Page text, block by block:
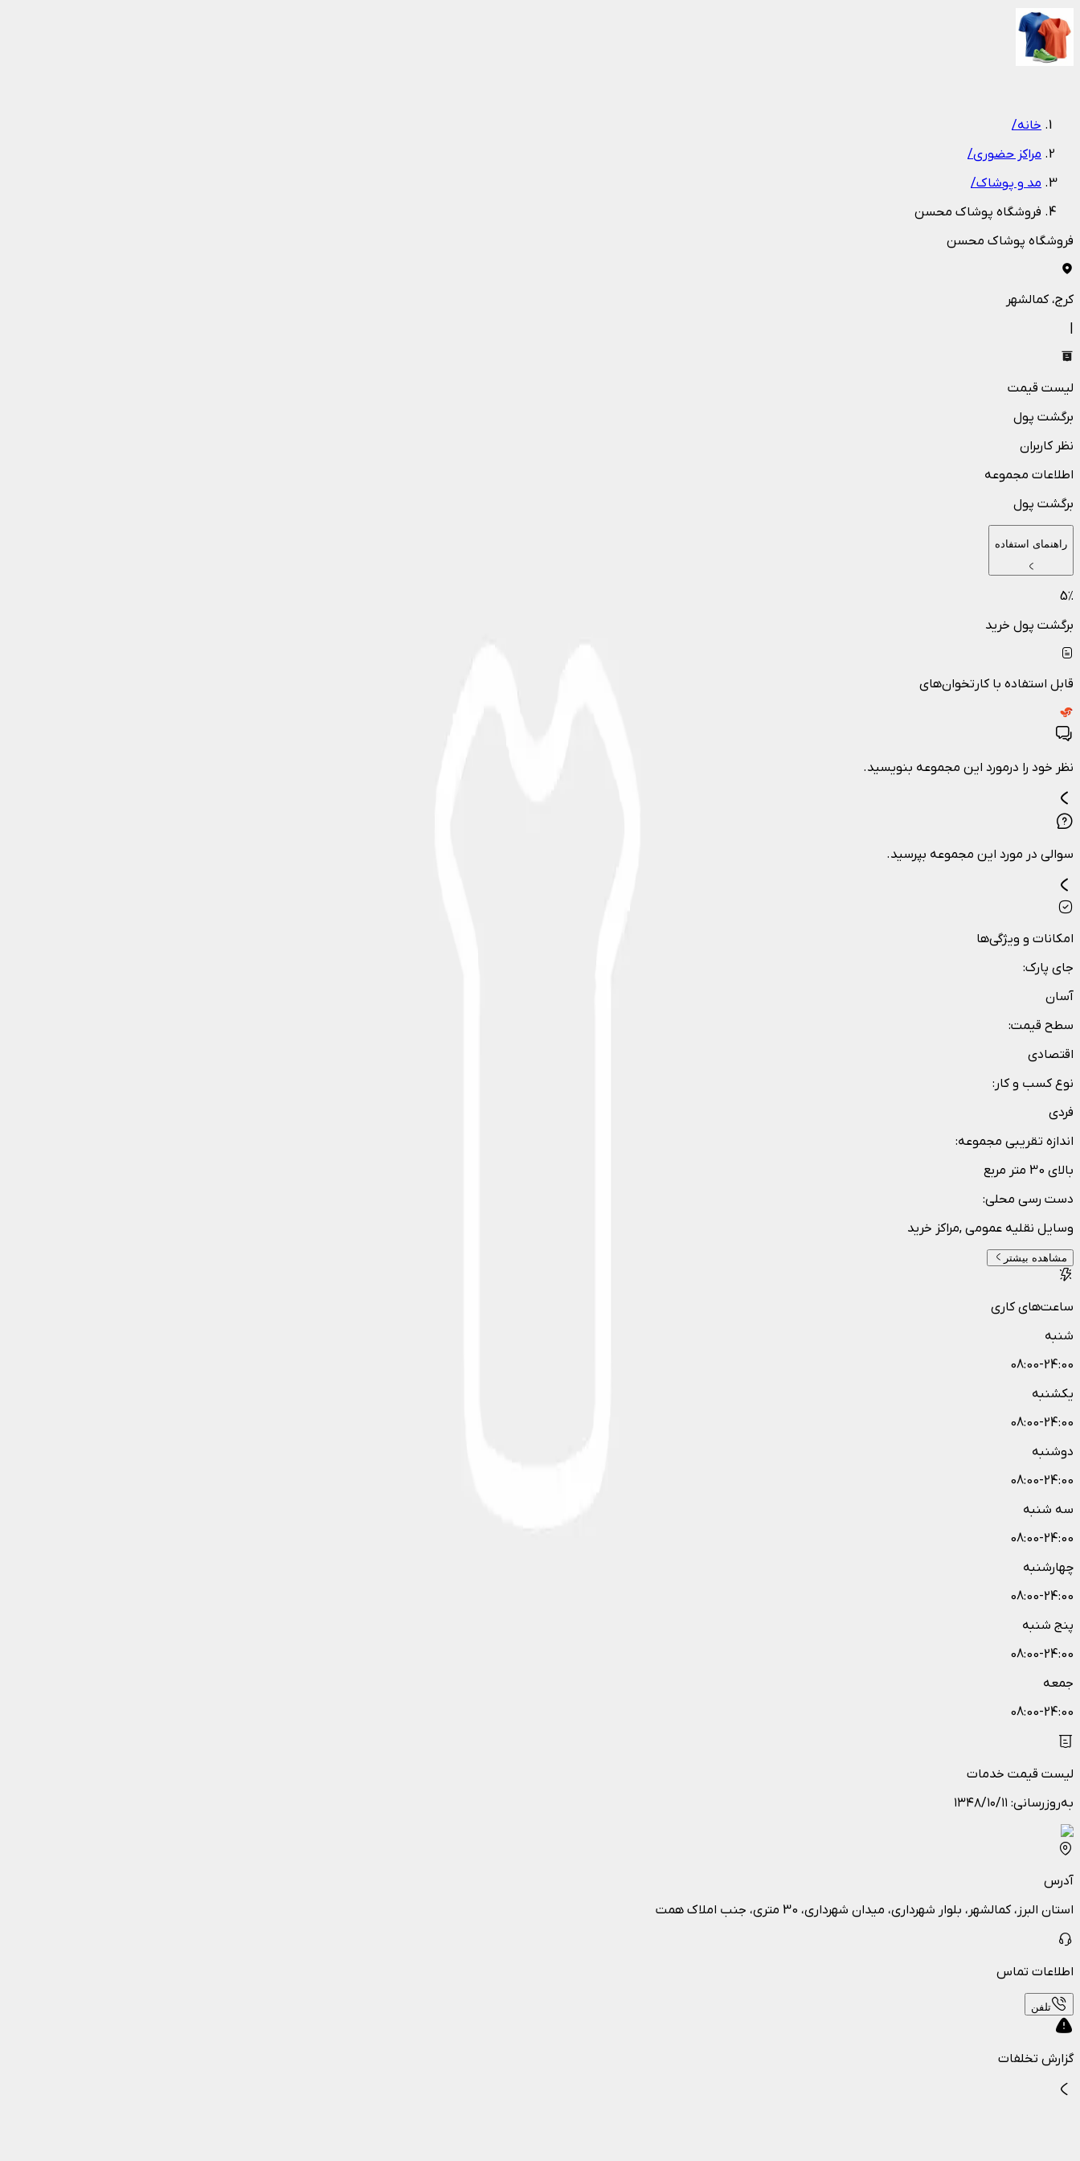
خانه/
مراکز حضوری/
مد و پوشاک/
فروشگاه پوشاک محسن
فروشگاه پوشاک محسن
کرج، کمالشهر
لیست قیمت
برگشت پول
نظر کاربران
اطلاعات مجموعه
برگشت پول
راهنمای استفاده
5٪
برگشت پول خرید
قابل استفاده با کارتخوان‌های
نظر خود را درمورد این مجموعه بنویسید.
سوالی در مورد این مجموعه بپرسید.
امکانات و ویژگی‌ها
جای پارک:
آسان
سطح قیمت:
اقتصادی
نوع کسب و کار :
فردی
اندازه تقریبی مجموعه:
بالای 30 متر مربع
دست رسی محلی:
وسایل نقلیه عمومی ,مراکز خرید
مشاهده بیشتر
ساعت‌های کاری
شنبه
08:00-24:00
یکشنبه
08:00-24:00
دوشنبه
08:00-24:00
سه شنبه
08:00-24:00
چهارشنبه
08:00-24:00
پنج شنبه
08:00-24:00
جمعه
08:00-24:00
لیست قیمت خدمات
به‌روزرسانی: ۱۳۴۸/۱۰/۱۱
آدرس
استان البرز، کمالشهر، بلوار شهرداری، میدان شهرداری، 30 متری، جنب املاک همت
اطلاعات تماس
تلفن
گزارش تخلفات